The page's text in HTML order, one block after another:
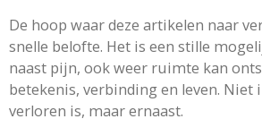
De hoop waar deze artikelen naar
snelle belofte. Het is een stille
naast pijn, ook weer ruimte kan
betekenis, verbinding en leven. Niet
verloren is, maar ernaast.